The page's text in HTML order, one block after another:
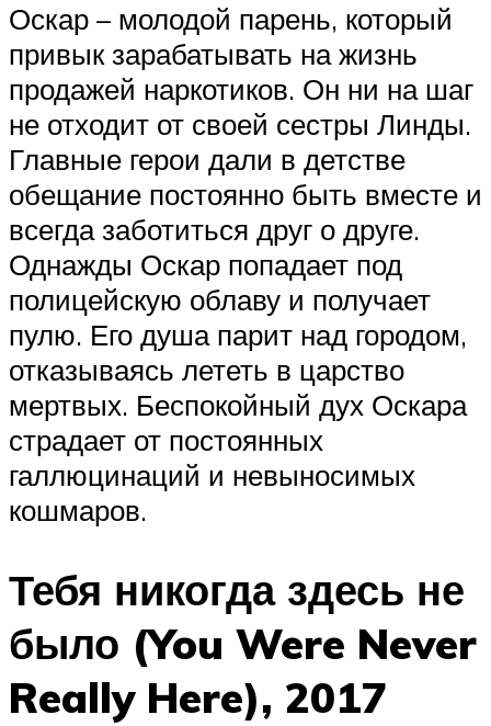
Оскар – молодой парень, который
привык зарабатывать на жизнь
продажей наркотиков. Он ни на шаг
не отходит от своей сестры Линды.
Главные герои дали в детстве
обещание постоянно быть вместе и
всегда заботиться друг о друге.
Однажды Оскар попадает под
полицейскую облаву и получает
пулю. Его душа парит над городом,
отказываясь лететь в царство
мертвых. Беспокойный дух Оскара
страдает от постоянных
галлюцинаций и невыносимых
кошмаров.
Тебя никогда здесь не
было (You Were Never
Really Here), 2017